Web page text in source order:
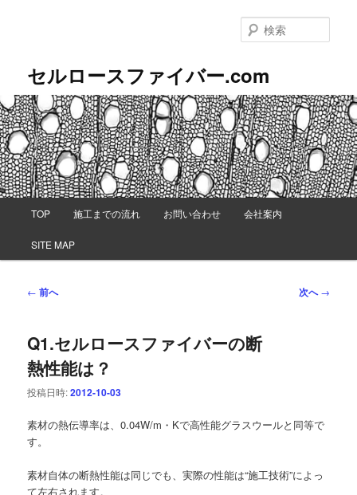
ン
ツ
へ
移
動
セルロースファイバー.com
索
TOP 施工までの流れ お問い合わせ 会社案内
SITE MAP
投
ビ
ゲ
ー
シ
ン
← 前へ 次へ→
Q1.セルロースファイバーの断
熱性能は？
投稿日時:2012-10-03
素材の熱伝導率は、0.04W/m・Kで高性能グラスウールと同等で
す。
素材自体の断熱性能は同じでも、実際の性能は“施工技術”によっ
て左右されます。